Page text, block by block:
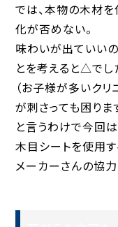
では、本物の木材を
化が否めない。
味わいが出ていい
とを考えると△でし
（お子様が多いクリ
が刺さっても困りま
と言うわけで今回
木目シートを使用す
メーカーさんの協